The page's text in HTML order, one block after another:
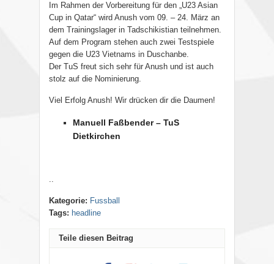
Im Rahmen der Vorbereitung für den „U23 Asian
Cup in Qatar“ wird Anush vom 09. – 24. März an
dem Trainingslager in Tadschikistian teilnehmen.
Auf dem Program stehen auch zwei Testspiele
gegen die U23 Vietnams in Duschanbe.
Der TuS freut sich sehr für Anush und ist auch
stolz auf die Nominierung.
Viel Erfolg Anush! Wir drücken dir die Daumen!
Manuell Faßbender – TuS
Dietkirchen
..
Kategorie: Fussball
Tags: headline
Teile diesen Beitrag